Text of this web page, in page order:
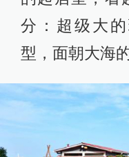
分：超级大
型，面朝大海